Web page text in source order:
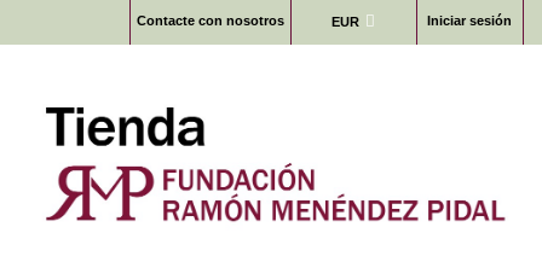
Iniciar sesión
EUR
Contacte con nosotros